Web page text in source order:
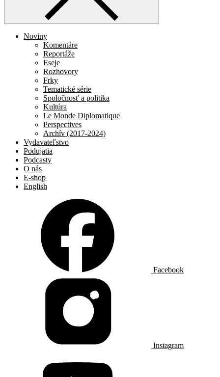
Noviny
Komentáre
Reportáže
Eseje
Rozhovory
Frky
Tematické série
Spoločnosť a politika
Kultúra
Le Monde Diplomatique
Perspectives
Archív (2017-2024)
Vydavateľstvo
Podujatia
Podcasty
O nás
E-shop
English
Facebook
Instagram